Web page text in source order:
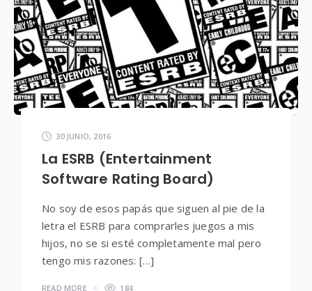
30 JUNIO, 2016
La ESRB (Entertainment
Software Rating Board)
No soy de esos papás que siguen al pie de la
letra el ESRB para comprarles juegos a mis
hijos, no se si esté completamente mal pero
tengo mis razones: […]
READ MORE 184